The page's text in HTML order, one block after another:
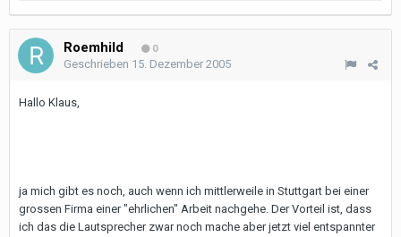
Roemhild 0
Geschrieben 15. Dezember 2005
Hallo Klaus,
ja mich gibt es noch, auch wenn ich mittlerweile in Stuttgart bei einer
grossen Firma einer "ehrlichen" Arbeit nachgehe. Der Vorteil ist, dass
ich das die Lautsprecher zwar noch mache aber jetzt viel entspannter